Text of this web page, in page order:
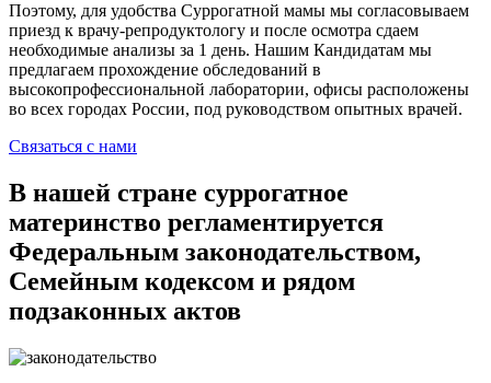
Поэтому, для удобства Суррогатной мамы мы согласовываем
приезд к врачу-репродуктологу и после осмотра сдаем
необходимые анализы за 1 день. Нашим Кандидатам мы
предлагаем прохождение обследований в
высокопрофессиональной лаборатории, офисы расположены
во всех городах России, под руководством опытных врачей.
Связаться с нами
В нашей стране суррогатное
материнство регламентируется
Федеральным законодательством,
Семейным кодексом и рядом
подзаконных актов